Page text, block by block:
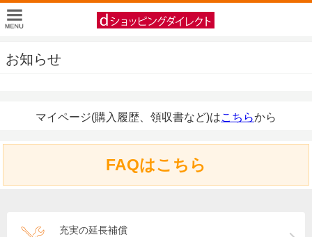
お知らせ
マイページ(購入履歴、領収書など)はこちらから
FAQはこちら
充実の延長補償